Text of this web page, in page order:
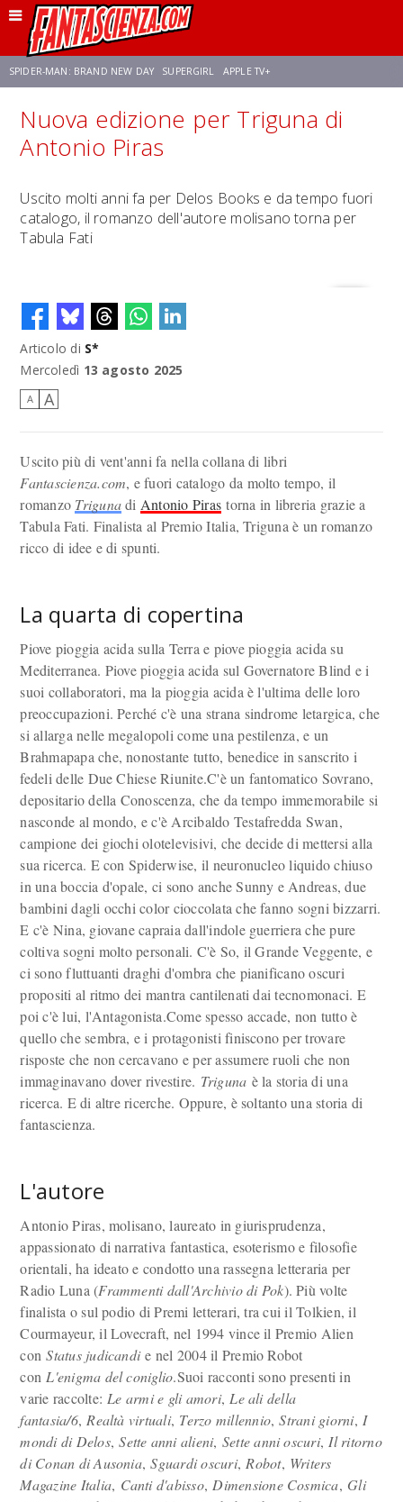
SPIDER-MAN: BRAND NEW DAY SUPERGIRL APPLE TV+
FRANCO RICCIARDIELLO ZENDAYA STAR TREK AVENGERS: DOOMSDAY
Nuova edizione per Triguna di
Antonio Piras
Uscito molti anni fa per Delos Books e da tempo fuori
catalogo, il romanzo dell'autore molisano torna per
Tabula Fati
Articolo di S*
Mercoledì 13 agosto 2025
A A
Uscito più di vent'anni fa nella collana di libri
Fantascienza.com, e fuori catalogo da molto tempo, il
romanzo Trigunadi Antonio Piras torna in libreria grazie a
Tabula Fati. Finalista al Premio Italia, Triguna è un romanzo
ricco di idee e di spunti.
La quarta di copertina
Piove pioggia acida sulla Terra e piove pioggia acida su
Mediterranea. Piove pioggia acida sul Governatore Blind e i
suoi collaboratori, ma la pioggia acida è l'ultima delle loro
preoccupazioni. Perché c'è una strana sindrome letargica, che
si allarga nelle megalopoli come una pestilenza, e un
Brahmapapa che, nonostante tutto, benedice in sanscrito i
fedeli delle Due Chiese Riunite.C'è un fantomatico Sovrano,
depositario della Conoscenza, che da tempo immemorabile si
nasconde al mondo, e c'è Arcibaldo Testafredda Swan,
campione dei giochi olotelevisivi, che decide di mettersi alla
sua ricerca. E con Spiderwise, il neuronucleo liquido chiuso
in una boccia d'opale, ci sono anche Sunny e Andreas, due
bambini dagli occhi color cioccolata che fanno sogni bizzarri.
E c'è Nina, giovane capraia dall'indole guerriera che pure
coltiva sogni molto personali. C'è So, il Grande Veggente, e
ci sono fluttuanti draghi d'ombra che pianificano oscuri
propositi al ritmo dei mantra cantilenati dai tecnomonaci. E
poi c'è lui, l'Antagonista.Come spesso accade, non tutto è
quello che sembra, e i protagonisti finiscono per trovare
risposte che non cercavano e per assumere ruoli che non
immaginavano dover rivestire. Triguna è la storia di una
ricerca. E di altre ricerche. Oppure, è soltanto una storia di
fantascienza.
L'autore
Antonio Piras, molisano, laureato in giurisprudenza,
appassionato di narrativa fantastica, esoterismo e filosofie
orientali, ha ideato e condotto una rassegna letteraria per
Radio Luna (Frammenti dall'Archivio di Pok). Più volte
finalista o sul podio di Premi letterari, tra cui il Tolkien, il
Courmayeur, il Lovecraft, nel 1994 vince il Premio Alien
conStatus judicandie nel 2004 il Premio Robot
con L'enigma del coniglio.Suoi racconti sono presenti in
varie raccolte: Le armi e gli amori, Le ali della
fantasia/6, Realtà virtuali, Terzo millennio,Strani giorni, I
mondi di Delos,Sette anni alieni, Sette anni oscuri, Il ritorno
di Conan di Ausonia,Sguardi oscuri, Robot, Writers
Magazine Italia, Canti d'abisso, Dimensione Cosmica, Gli